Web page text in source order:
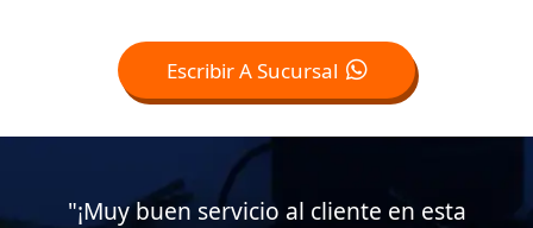
Escribir A Sucursal
en esta
"10/10, muy recomendable.